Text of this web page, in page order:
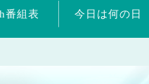
番組表 今日は何の日